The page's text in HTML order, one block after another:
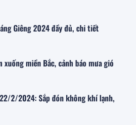
Giêng 2024 đầy đủ, chi tiết
miền Bắc, cảnh báo mưa gió
2/2024: Sắp đón không khí lạnh,